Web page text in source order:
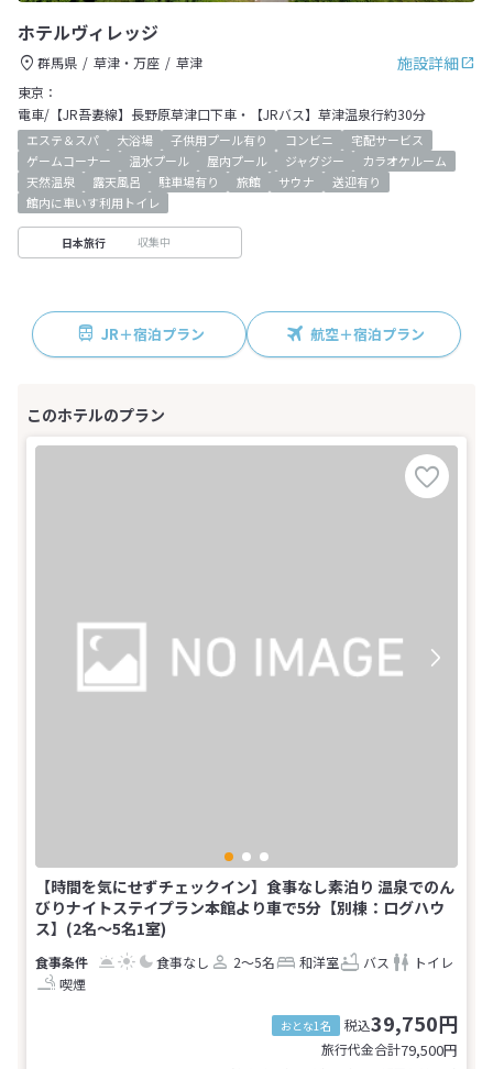
ホテルヴィレッジ
施設詳細
群馬県 草津・万座
草津
東京：
電車/【JR吾妻線】長野原草津口下車・【JRバス】草津温泉行約30分
エステ＆スパ 大浴場 子供用プール有り コンビニ
宅配サービス
ゲームコーナー
温水プール 屋内プール ジャグジー
カラオケルーム
天然温泉
露天風呂 駐車場有り 旅館 サウナ
送迎有り
館内に車いす利用トイレ
日本旅行 収集中
JR＋宿泊プラン 航空＋宿泊プラン
【時間を気にせずチェックイン】食事なし素泊り 温泉でのん
びりナイトステイプラン本館より車で5分【別棟：ログハウ
ス】(2名～5名1室)
食事なし 2～5名 和洋室 バス
トイレ
喫煙
おとな1名 税込39,750円
旅行代金合計79,500円